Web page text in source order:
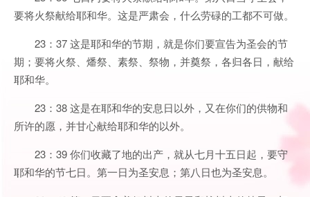
要将火祭献给耶和华。这是严肃会，什么劳碌的工都不可做。
23：37 这是耶和华的节期，就是你们要宣告为圣会的节
期；要将火祭、燔祭、素祭、祭物，并奠祭，各归各日，献给
耶和华。
23：38 这是在耶和华的安息日以外，又在你们的供物和
所许的愿，并甘心献给耶和华的以外。
23：39 你们收藏了地的出产，就从七月十五日起，要守
耶和华的节七日。第一日为圣安息；第八日也为圣安息。